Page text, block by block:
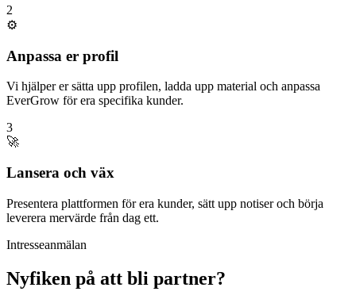
2
⚙️
Anpassa er profil
Vi hjälper er sätta upp profilen, ladda upp material och anpassa
EverGrow för era specifika kunder.
3
🚀
Lansera och väx
Presentera plattformen för era kunder, sätt upp notiser och börja
leverera mervärde från dag ett.
Intresseanmälan
Nyfiken på att bli partner?